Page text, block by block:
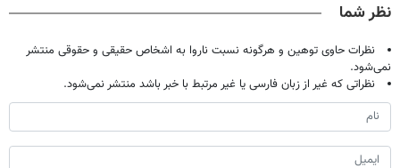
با40%تخفیف)
نظر شما
نظرات حاوی توهین و هرگونه نسبت ناروا به اشخاص حقیقی و حقوقی منتشر
نمی‌شود.
نظراتی که غیر از زبان فارسی یا غیر مرتبط با خبر باشد منتشر نمی‌شود.